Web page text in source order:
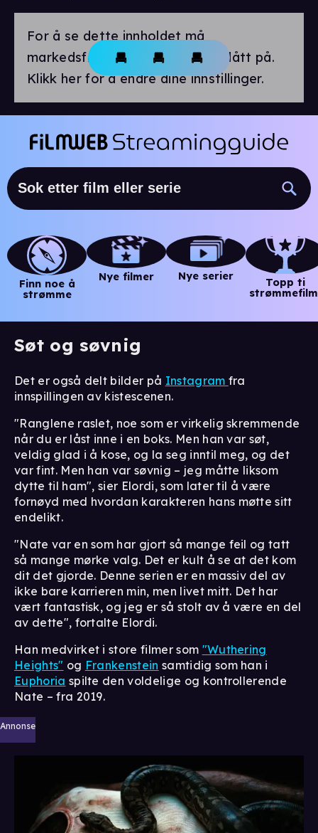
For å se dette innholdet må
markedsførings-cookies være slått på.
Klikk her for å endre dine innstillinger.
Finn noe å
strømme
Nye filmer Nye serier
Topp ti
Søt og søvnig
Det er også delt bilder på Instagram fra
innspillingen av kistescenen.
"Ranglene raslet, noe som er virkelig skremmende
når du er låst inne i en boks. Men han var søt,
veldig glad i å kose, og la seg inntil meg, og det
var fint. Men han var søvnig – jeg måtte liksom
dytte til ham", sier Elordi, som later til å være
fornøyd med hvordan karakteren hans møtte sitt
endelikt.
"Nate var en som har gjort så mange feil og tatt
så mange mørke valg. Det er kult å se at det kom
dit det gjorde. Denne serien er en massiv del av
ikke bare karrieren min, men livet mitt. Det har
vært fantastisk, og jeg er så stolt av å være en del
av dette", fortalte Elordi.
Han medvirket i store filmer som "Wuthering
Heights" og Frankenstein samtidig som han i
Euphoria spilte den voldelige og kontrollerende
Nate – fra 2019.
Annonse